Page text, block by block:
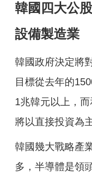
韓國四大公
設備製造業
韓國政府決定將
目標從去年的
1兆韓元以上，
將以直接投資為主
韓國幾大戰略產
多，半導體是領